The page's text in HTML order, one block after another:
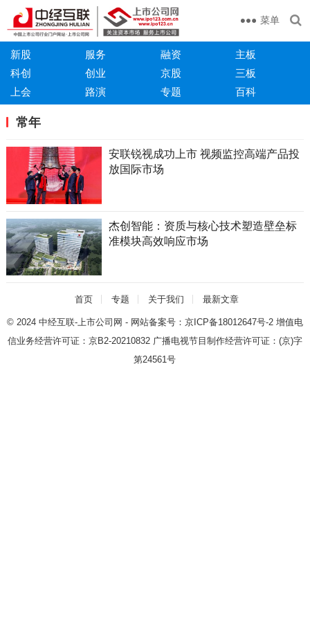
菜单
新股 服务 融资
主板
科创
创业 京股
三板
上会
路演 专题 百科
常年
安联锐视成功上市 视频监控高端产品投
放国际市场
杰创智能：资质与核心技术塑造壁垒标
准模块高效响应市场
首页 专题 关于我们 最新文章
© 2024 中经互联-上市公司网 - 网站备案号： 京ICP备18012647号-2增值电
信业务经营许可证： 京B2-20210832广播电视节目制作经营许可证： (京)字
第24561号